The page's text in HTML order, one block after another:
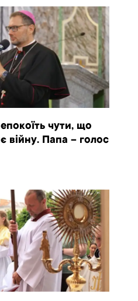
чути, що
війну. Папа – голос